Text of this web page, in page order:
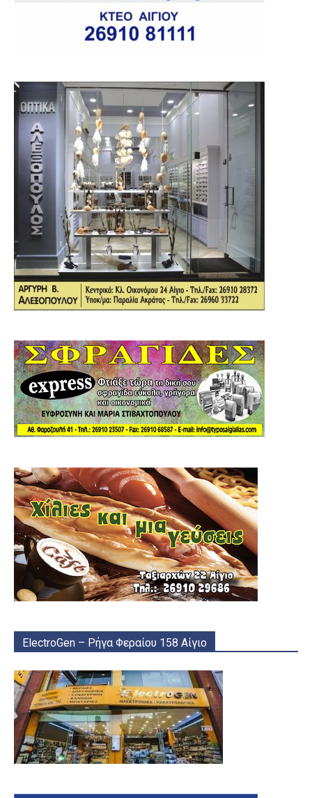
ElectroGen – Ρήγα Φεραίου 158 Αίγιο